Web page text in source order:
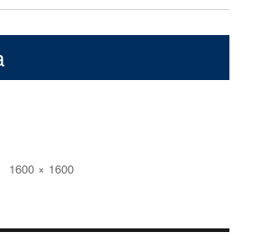
Volle
1600 × 1600